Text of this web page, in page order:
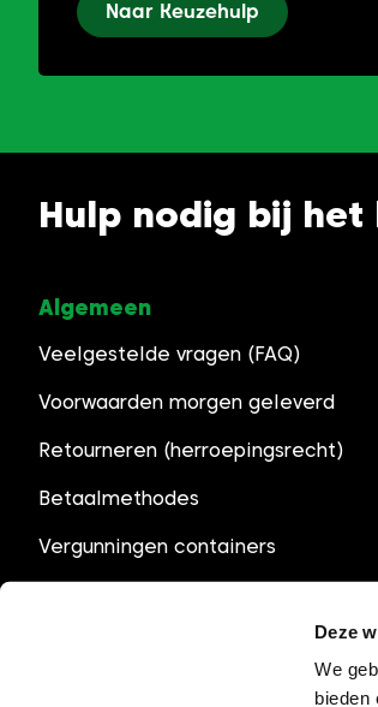
Deze
We
bieden
Naar Keuzehulp
Hulp nodig bij het
Algemeen
Veelgestelde vragen (FAQ)
Voorwaarden morgen geleverd
Retourneren (herroepingsrecht)
Betaalmethodes
Vergunningen containers